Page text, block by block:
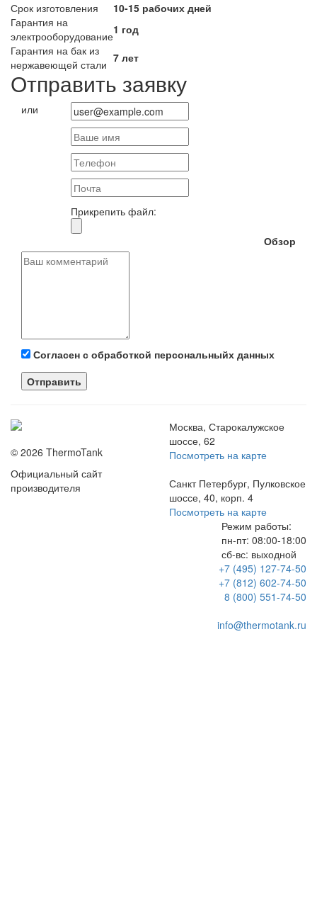
Срок изготовления
10-15 рабочих дней
Гарантия на
электрооборудование1 год
Гарантия на бак из
нержавеющей стали 7 лет
Отправить заявку
или
Прикрепить файл:
Обзор
Согласен с обработкой персональныйх данных
Отправить
Москва, Старокалужское
шоссе, 62
Посмотреть на карте
Санкт Петербург, Пулковское
шоссе, 40, корп. 4
Посмотреть на карте
Режим работы:
пн-пт: 08:00-18:00
сб-вс: выходной
+7 (495) 127-74-50
+7 (812) 602-74-50
8 (800) 551-74-50
info@thermotank.ru
© 2026 ThermoTank
Официальный сайт
производителя